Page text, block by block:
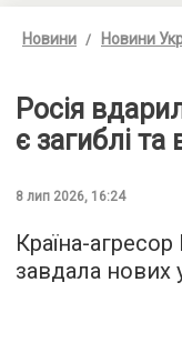
Новини Новини
Росія
є загиблі
8 лип 2026, 16:24
Країна-
завдала нових